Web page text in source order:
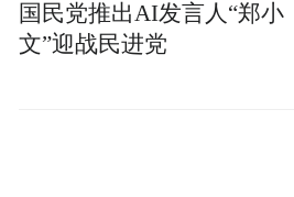
国民党推出AI发言人“郑小
文”迎战民进党